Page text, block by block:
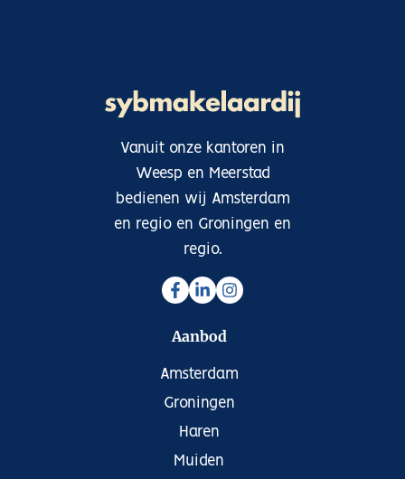
badkamer (aangelegd in 2023), aparte wasruimte en
extra bergruimte.
Kenmerken op een rij
– Bouwjaar: 2006
– Woonoppervlakte: ca. 147 m²
– Inhoud: ca. 536 m³
– Energielabel A + 8 zonnepanelen
– 5 slaapkamers | 2 badkamers
– Nieuwe cv-installatie (Intergas, 2025)
– Gratis parkeren voor de deur
Deze woning biedt het beste van twee werelden: luxe
Benieuwd geworden? Plan vandaag nog een
Vanuit onze kantoren in
Weesp en Meerstad
bedienen wij Amsterdam
en regio en Groningen en
regio.
Aanbod
Amsterdam
Groningen
Haren
Muiden